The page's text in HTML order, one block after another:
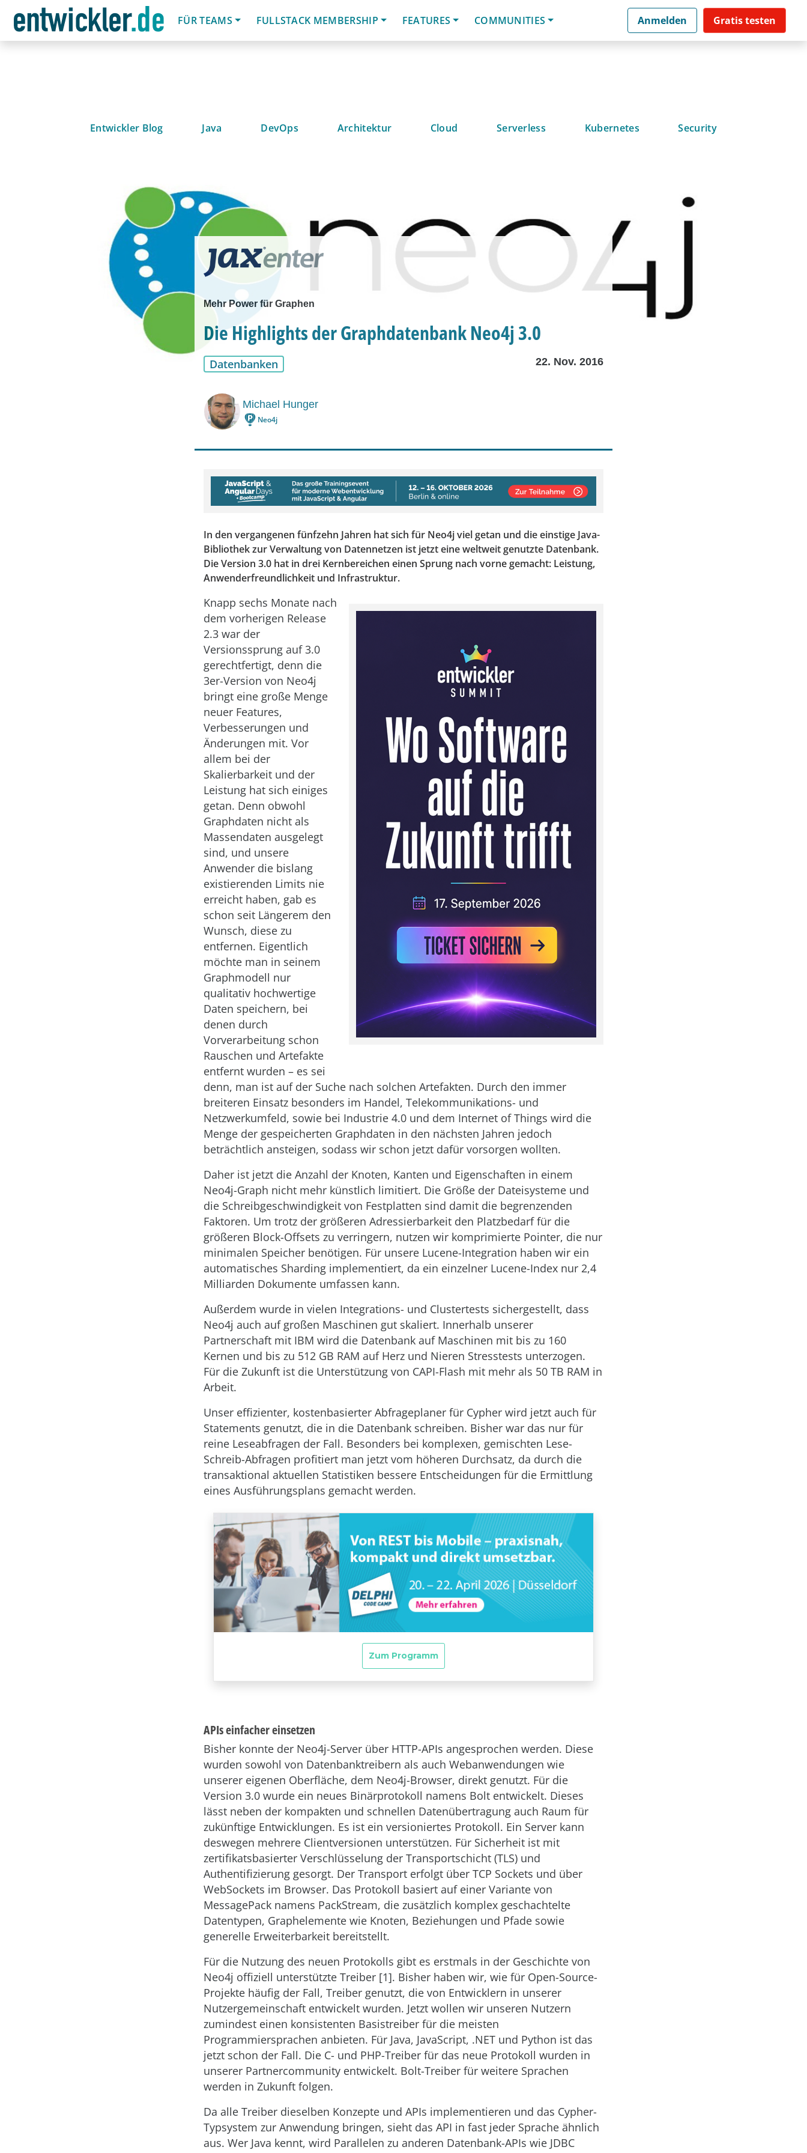
FÜR TEAMS
FULLSTACK MEMBERSHIP FEATURES COMMUNITIES Anmelden Gratis testen
Entwickler Blog Java DevOps Architektur Cloud Serverless Kubernetes Security
Mehr Power für Graphen
Die Highlights der Graphdatenbank Neo4j 3.0
Datenbanken 22. Nov. 2016
Michael Hunger
Neo4j
In den vergangenen fünfzehn Jahren hat sich für Neo4j viel getan und die einstige Java-
Bibliothek zur Verwaltung von Datennetzen ist jetzt eine weltweit genutzte Datenbank.
Die Version 3.0 hat in drei Kernbereichen einen Sprung nach vorne gemacht: Leistung,
Anwenderfreundlichkeit und Infrastruktur.
Knapp sechs Monate nach
dem vorherigen Release
2.3 war der
Versionssprung auf 3.0
gerechtfertigt, denn die
3er-Version von Neo4j
bringt eine große Menge
neuer Features,
Verbesserungen und
Änderungen mit. Vor
allem bei der
Skalierbarkeit und der
Leistung hat sich einiges
getan. Denn obwohl
Graphdaten nicht als
Massendaten ausgelegt
sind, und unsere
Anwender die bislang
existierenden Limits nie
erreicht haben, gab es
schon seit Längerem den
Wunsch, diese zu
entfernen. Eigentlich
möchte man in seinem
Graphmodell nur
qualitativ hochwertige
Daten speichern, bei
denen durch
Vorverarbeitung schon
Rauschen und Artefakte
entfernt wurden – es sei
denn, man ist auf der Suche nach solchen Artefakten. Durch den immer
breiteren Einsatz besonders im Handel, Telekommunikations- und
Netzwerkumfeld, sowie bei Industrie 4.0 und dem Internet of Things wird die
Menge der gespeicherten Graphdaten in den nächsten Jahren jedoch
beträchtlich ansteigen, sodass wir schon jetzt dafür vorsorgen wollten.
Daher ist jetzt die Anzahl der Knoten, Kanten und Eigenschaften in einem
Neo4j-Graph nicht mehr künstlich limitiert. Die Größe der Dateisysteme und
die Schreibgeschwindigkeit von Festplatten sind damit die begrenzenden
Faktoren. Um trotz der größeren Adressierbarkeit den Platzbedarf für die
größeren Block-Offsets zu verringern, nutzen wir komprimierte Pointer, die nur
minimalen Speicher benötigen. Für unsere Lucene-Integration haben wir ein
automatisches Sharding implementiert, da ein einzelner Lucene-Index nur 2,4
Milliarden Dokumente umfassen kann.
Außerdem wurde in vielen Integrations- und Clustertests sichergestellt, dass
Neo4j auch auf großen Maschinen gut skaliert. Innerhalb unserer
Partnerschaft mit IBM wird die Datenbank auf Maschinen mit bis zu 160
Kernen und bis zu 512 GB RAM auf Herz und Nieren Stresstests unterzogen.
Für die Zukunft ist die Unterstützung von CAPI-Flash mit mehr als 50 TB RAM in
Arbeit.
Unser effizienter, kostenbasierter Abfrageplaner für Cypher wird jetzt auch für
Statements genutzt, die in die Datenbank schreiben. Bisher war das nur für
reine Leseabfragen der Fall. Besonders bei komplexen, gemischten Lese-
Schreib-Abfragen profitiert man jetzt vom höheren Durchsatz, da durch die
transaktional aktuellen Statistiken bessere Entscheidungen für die Ermittlung
eines Ausführungsplans gemacht werden.
APIs einfacher einsetzen
Bisher konnte der Neo4j-Server über HTTP-APIs angesprochen werden. Diese
wurden sowohl von Datenbanktreibern als auch Webanwendungen wie
unserer eigenen Oberfläche, dem Neo4j-Browser, direkt genutzt. Für die
Version 3.0 wurde ein neues Binärprotokoll namens Bolt entwickelt. Dieses
lässt neben der kompakten und schnellen Datenübertragung auch Raum für
zukünftige Entwicklungen. Es ist ein versioniertes Protokoll. Ein Server kann
deswegen mehrere Clientversionen unterstützen. Für Sicherheit ist mit
zertifikatsbasierter Verschlüsselung der Transportschicht (TLS) und
Authentifizierung gesorgt. Der Transport erfolgt über TCP Sockets und über
WebSockets im Browser. Das Protokoll basiert auf einer Variante von
MessagePack namens PackStream, die zusätzlich komplex geschachtelte
Datentypen, Graphelemente wie Knoten, Beziehungen und Pfade sowie
generelle Erweiterbarkeit bereitstellt.
Für die Nutzung des neuen Protokolls gibt es erstmals in der Geschichte von
Neo4j offiziell unterstützte Treiber [1]. Bisher haben wir, wie für Open-Source-
Projekte häufig der Fall, Treiber genutzt, die von Entwicklern in unserer
Nutzergemeinschaft entwickelt wurden. Jetzt wollen wir unseren Nutzern
zumindest einen konsistenten Basistreiber für die meisten
Programmiersprachen anbieten. Für Java, JavaScript, .NET und Python ist das
jetzt schon der Fall. Die C- und PHP-Treiber für das neue Protokoll wurden in
unserer Partnercommunity entwickelt. Bolt-Treiber für weitere Sprachen
werden in Zukunft folgen.
Da alle Treiber dieselben Konzepte und APIs implementieren und das Cypher-
Typsystem zur Anwendung bringen, sieht das API in fast jeder Sprache ähnlich
aus. Wer Java kennt, wird Parallelen zu anderen Datenbank-APIs wie JDBC